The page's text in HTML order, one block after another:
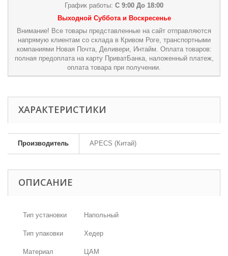
График работы: С 9:00 До 18:00
Выходной Суббота и Воскресенье
Внимание! Все товары представленные на сайт отправляются
напрямую клиентам со склада в Кривом Роге, транспортными
компаниями Новая Почта, Деливери, Интайм. Оплата товаров:
полная предоплата на карту ПриватБанка, наложенный платеж,
оплата товара при получении.
ХАРАКТЕРИСТИКИ
Производитель APECS (Китай)
ОПИСАНИЕ
Тип установки Напольный
Тип упаковки Хедер
Материал ЦАМ